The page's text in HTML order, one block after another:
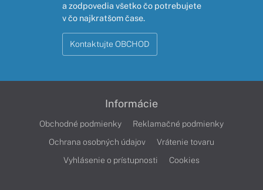
a zodpovedia všetko čo potrebujete
v čo najkratšom čase.
Kontaktujte OBCHOD
Informácie
Obchodné podmienky
Reklamačné podmienky
Ochrana osobných údajov
Vrátenie tovaru
Vyhlásenie o prístupnosti
Cookies